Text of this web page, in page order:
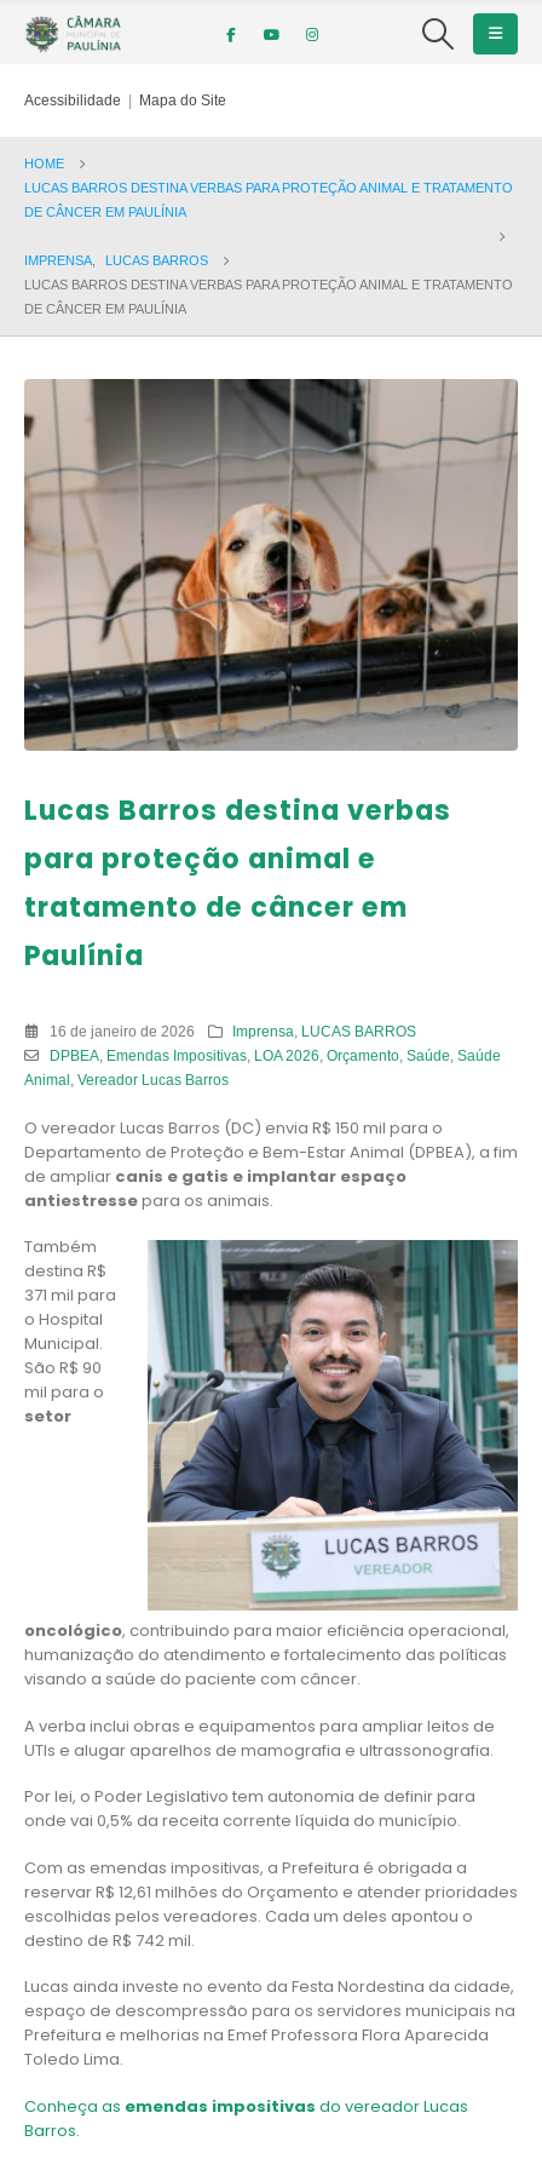
Acessibilidade | Mapa do Site
HOME
LUCAS BARROS DESTINA VERBAS PARA PROTEÇÃO ANIMAL E TRATAMENTO
DE CÂNCER EM PAULÍNIA
IMPRENSA
LUCAS BARROS
LUCAS BARROS DESTINA VERBAS PARA PROTEÇÃO ANIMAL E TRATAMENTO
DE CÂNCER EM PAULÍNIA
Lucas Barros destina verbas
para proteção animal e
tratamento de câncer em
Paulínia
16 de janeiro de 2026 Imprensa
LUCAS BARROS
DPBEA, Emendas Impositivas, LOA 2026 Orçamento, Saúde Saúde
Animal Vereador Lucas Barros
O vereador Lucas Barros (DC) envia R$ 150 mil para o
Departamento de Proteção e Bem-Estar Animal (DPBEA), a fim
de ampliar canis e gatis e implantar espaço
antiestressepara os animais.
Também
destina R$
371 mil para
o Hospital
Municipal.
São R$ 90
mil para o
setor
oncológico, contribuindo para maior eficiência operacional,
humanização do atendimento e fortalecimento das políticas
visando a saúde do paciente com câncer.
A verba inclui obras e equipamentos para ampliar leitos de
UTIs e alugar aparelhos de mamografia e ultrassonografia.
Por lei, o Poder Legislativo tem autonomia de definir para
onde vai 0,5% da receita corrente líquida do município.
Com as emendas impositivas, a Prefeitura é obrigada a
reservar R$ 12,61 milhões do Orçamento e atender prioridades
escolhidas pelos vereadores. Cada um deles apontou o
destino de R$ 742 mil.
Lucas ainda investe no evento da Festa Nordestina da cidade,
espaço de descompressão para os servidores municipais na
Prefeitura e melhorias na Emef Professora Flora Aparecida
Toledo Lima.
Conheça as emendas impositivas do vereador Lucas
Barros.